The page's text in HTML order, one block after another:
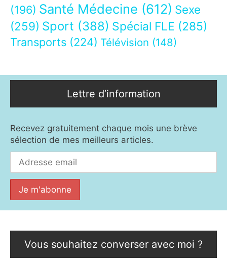
(196) Santé Médecine (612) Sexe
(259) Sport (388) Spécial FLE (285)
Transports (224) Télévision (148)
Lettre d’information
Recevez gratuitement chaque mois une brève
sélection de mes meilleurs articles.
Vous souhaitez converser avec moi ?